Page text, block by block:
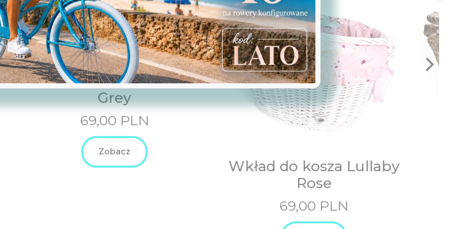
Wkład do kosza Betty
Grey
69,00 PLN
Zobacz
Wkład do kosza Lullaby
Rose
69,00 PLN